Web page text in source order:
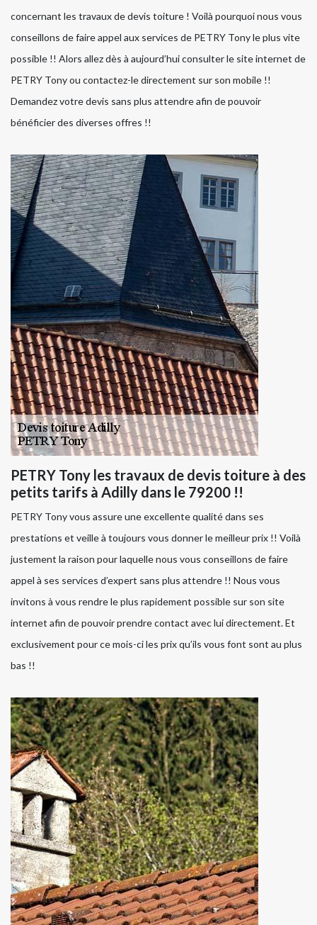
concernant les travaux de devis toiture ! Voilà pourquoi nous vous
conseillons de faire appel aux services de PETRY Tony le plus vite
possible !! Alors allez dès à aujourd’hui consulter le site internet de
PETRY Tony ou contactez-le directement sur son mobile !!
Demandez votre devis sans plus attendre afin de pouvoir
bénéficier des diverses offres !!
PETRY Tony les travaux de devis toiture à des
petits tarifs à Adilly dans le 79200 !!
PETRY Tony vous assure une excellente qualité dans ses
prestations et veille à toujours vous donner le meilleur prix !! Voilà
justement la raison pour laquelle nous vous conseillons de faire
appel à ses services d’expert sans plus attendre !! Nous vous
invitons à vous rendre le plus rapidement possible sur son site
internet afin de pouvoir prendre contact avec lui directement. Et
exclusivement pour ce mois-ci les prix qu’ils vous font sont au plus
bas !!